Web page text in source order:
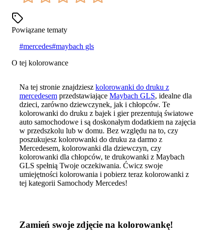
Powiązane tematy
#mercedes#maybach gls
O tej kolorowance
Na tej stronie znajdziesz kolorowanki do druku z
mercedesem przedstawiające Maybach GLS, idealne dla
dzieci, zarówno dziewczynek, jak i chłopców. Te
kolorowanki do druku z bajek i gier prezentują światowe
auto samochodowe i są doskonałym dodatkiem na zajęcia
w przedszkolu lub w domu. Bez względu na to, czy
poszukujesz kolorowanki do druku za darmo z
Mercedesem, kolorowanki dla dziewczyn, czy
kolorowanki dla chłopców, te drukowanki z Maybach
GLS spełnią Twoje oczekiwania. Ćwicz swoje
umiejętności kolorowania i pobierz teraz kolorowanki z
tej kategorii Samochody Mercedes!
Zamień swoje zdjęcie na kolorowankę!